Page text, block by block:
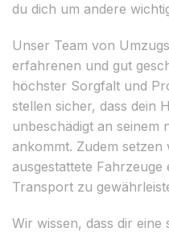
du dich um andere
Unser Team von
erfahrenen und gut
höchster Sorgfalt und
stellen sicher, dass dein
unbeschädigt an seinem
ankommt. Zudem
ausgestattete
Transport zu
Wir wissen, dass dir